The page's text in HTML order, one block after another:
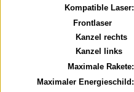
Kompatible Laser:
Frontlaser
Kanzel rechts
Kanzel links
Maximale Rakete:
Maximaler Energieschild: